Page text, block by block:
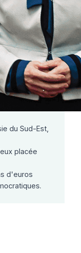
engagement
de
et le
du Sud-Est,
placée
d'euros